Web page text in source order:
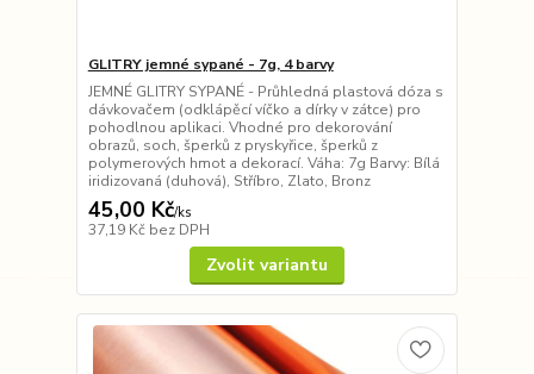
GLITRY jemné sypané - 7g, 4 barvy
JEMNÉ GLITRY SYPANÉ - Průhledná plastová dóza s
dávkovačem (odklápěcí víčko a dírky v zátce) pro
pohodlnou aplikaci. Vhodné pro dekorování
obrazů, soch, šperků z pryskyřice, šperků z
polymerových hmot a dekorací. Váha: 7g Barvy: Bílá
iridizovaná (duhová), Stříbro, Zlato, Bronz
45,00 Kč/ks
37,19 Kč bez DPH
Zvolit variantu